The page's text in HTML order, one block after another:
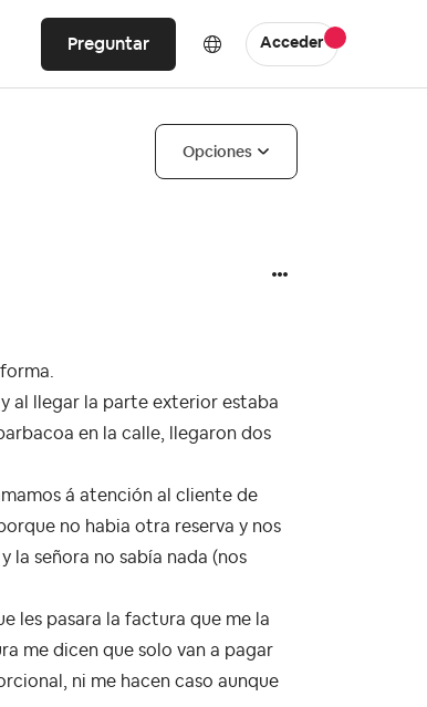
Preguntar Acceder
Opciones
al llegar la parte exterior estaba
en la calle, llegaron dos
á atención al cliente de
no habia otra reserva y nos
la señora no sabía nada (nos
les pasara la factura que me la
me dicen que solo van a pagar
ni me hacen caso aunque